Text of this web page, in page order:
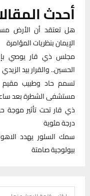
أحدث
هل تعتقد أن الأرض
الإيمان بنظريات المؤامرة
مجلس ذي قار يوصي
الحسين.. والقرار بيد الزيدي
تسمم حاد وطبيب
مستشفى الشطرة بعد
ذي قار تحت تأثير موجة
درجة مئوية
سمك السلور يهدد
بيولوجية صامتة